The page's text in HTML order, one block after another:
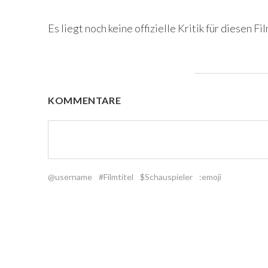
Es liegt noch keine offizielle Kritik für diesen
KOMMENTARE
@username #Filmtitel $Schauspieler :emoji